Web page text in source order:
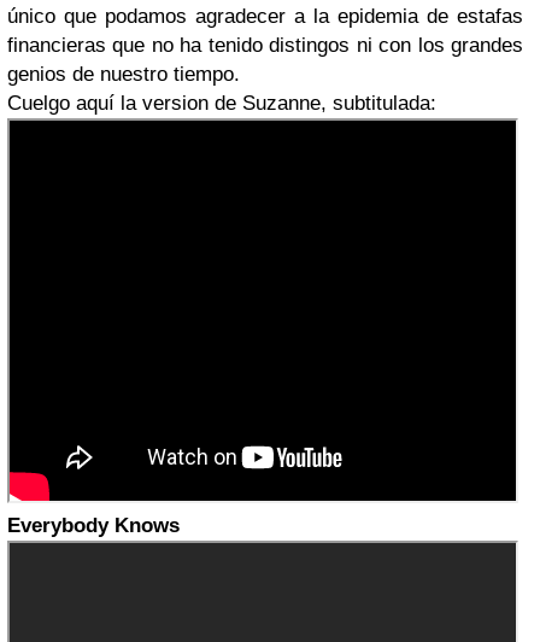
único que podamos agradecer a la epidemia de estafas
financieras que no ha tenido distingos ni con los grandes
genios de nuestro tiempo.
Cuelgo aquí la version de Suzanne, subtitulada:
Everybody Knows